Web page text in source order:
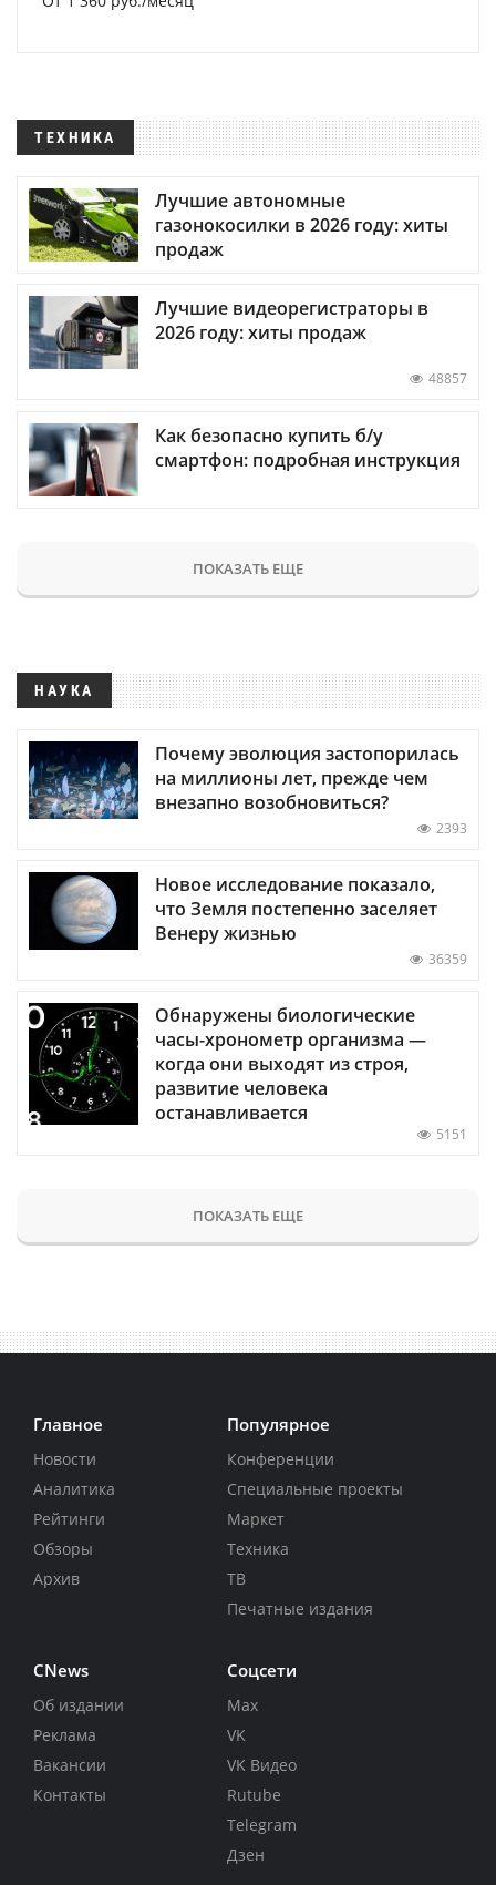
ТЕХНИКА
Лучшие автономные
газонокосилки в 2026 году: хиты
продаж
Лучшие видеорегистраторы в
2026 году: хиты продаж
48857
Как безопасно купить б/у
смартфон: подробная инструкция
ПОКАЗАТЬ ЕЩЕ
НАУКА
Почему эволюция застопорилась
на миллионы лет, прежде чем
внезапно возобновиться?
2393
Новое исследование показало,
что Земля постепенно заселяет
Венеру жизнью
36359
Обнаружены биологические
часы-хронометр организма —
когда они выходят из строя,
развитие человека
останавливается
5151
ПОКАЗАТЬ ЕЩЕ
Главное
Новости
Аналитика
Рейтинги
Обзоры
Архив
Популярное
Конференции
Специальные проекты
Маркет
Техника
ТВ
Печатные издания
CNews
Об издании
Реклама
Вакансии
Контакты
Соцсети
Max
VK
VK Видео
Rutube
Telegram
Дзен